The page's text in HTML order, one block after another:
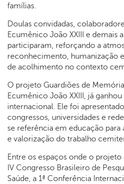
famílias.
Doulas convidadas,
Ecumênico João XXIII e demais
participaram, reforçando a
reconhecimento, humanização
de acolhimento no contexto
O projeto Guardiões de
Ecumênico João XXIII, já
internacional. Ele foi
congressos, universidades e
se referência em educação
e valorização do trabalho
Entre os espaços onde o
IV Congresso Brasileiro de
Saúde, a 1ª Conferência